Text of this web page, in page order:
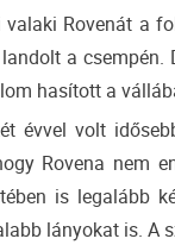
Rovenát a
a
hasított a
évvel volt
Rovena nem
is legalább
lányokat is. A